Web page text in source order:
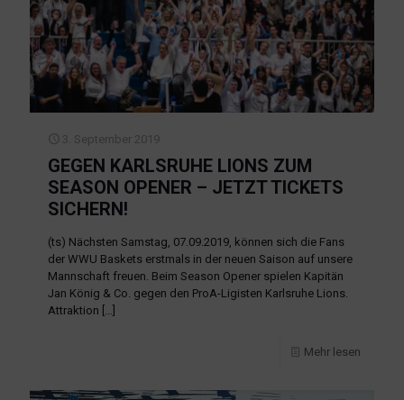
3. September 2019
GEGEN KARLSRUHE LIONS ZUM
SEASON OPENER – JETZT TICKETS
SICHERN!
(ts) Nächsten Samstag, 07.09.2019, können sich die Fans
der WWU Baskets erstmals in der neuen Saison auf unsere
Mannschaft freuen. Beim Season Opener spielen Kapitän
Jan König & Co. gegen den ProA-Ligisten Karlsruhe Lions.
Attraktion […]
Mehr lesen